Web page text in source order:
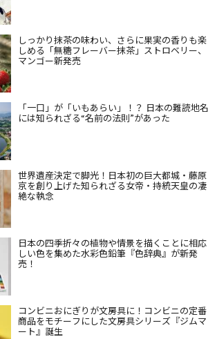
しっかり抹茶の味わい、さらに果実の香りも楽
しめる「無糖フレーバー抹茶」ストロベリー、
マンゴー新発売
「一口」が「いもあらい」！？ 日本の難読地名
には知られざる“名前の法則”があった
世界遺産決定で脚光！日本初の巨大都城・藤原
京を創り上げた知られざる女帝・持統天皇の凄
絶な執念
日本の四季折々の植物や情景を描くことに相応
しい色を集めた水彩色鉛筆『色辞典』が新発
売！
コンビニおにぎりが文房具に！コンビニの定番
商品をモチーフにした文房具シリーズ『ジムマ
ート』誕生